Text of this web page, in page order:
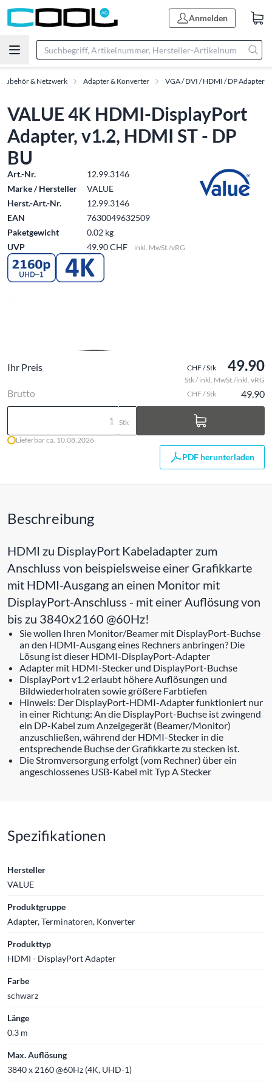
Anmelden
Zubehör & Netzwerk Adapter & Konverter VGA / DVI / HDMI / DP Adapter
VALUE 4K HDMI-DisplayPort
Adapter, v1.2, HDMI ST - DP
BU
Art.-Nr.
12.99.3146
Marke / Hersteller
VALUE
Herst.-Art.-Nr.
12.99.3146
EAN
7630049632509
Paketgewicht
0.02 kg
UVP
49.90 CHF inkl. MwSt./vRG
Ihr Preis CHF / Stk 49.90
Stk / inkl. MwSt./inkl. vRG
Brutto CHF / Stk 49.90
Stk
Lieferbar ca. 10.08.2026
PDF herunterladen
Beschreibung
HDMI zu DisplayPort Kabeladapter zum
Anschluss von beispielsweise einer Grafikkarte
mit HDMI-Ausgang an einen Monitor mit
DisplayPort-Anschluss - mit einer Auflösung von
bis zu 3840x2160 @60Hz!
Sie wollen Ihren Monitor/Beamer mit DisplayPort-Buchse
an den HDMI-Ausgang eines Rechners anbringen? Die
Lösung ist dieser HDMI-DisplayPort-Adapter
Adapter mit HDMI-Stecker und DisplayPort-Buchse
DisplayPort v1.2 erlaubt höhere Auflösungen und
Bildwiederholraten sowie größere Farbtiefen
Hinweis: Der DisplayPort-HDMI-Adapter funktioniert nur
in einer Richtung: An die DisplayPort-Buchse ist zwingend
ein DP-Kabel zum Anzeigegerät (Beamer/Monitor)
anzuschließen, während der HDMI-Stecker in die
entsprechende Buchse der Grafikkarte zu stecken ist.
Die Stromversorgung erfolgt (vom Rechner) über ein
angeschlossenes USB-Kabel mit Typ A Stecker
Spezifikationen
Hersteller
VALUE
Produktgruppe
Adapter, Terminatoren, Konverter
Produkttyp
HDMI - DisplayPort Adapter
Farbe
schwarz
Länge
0.3 m
Max. Auflösung
3840 x 2160 @60Hz (4K, UHD-1)